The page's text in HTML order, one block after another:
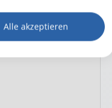
Alle akzeptieren